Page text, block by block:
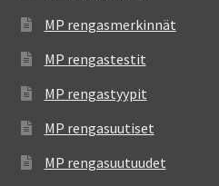
MP rengasmerkinnät
MP rengastestit
MP rengastyypit
MP rengasuutiset
MP rengasuutuudet